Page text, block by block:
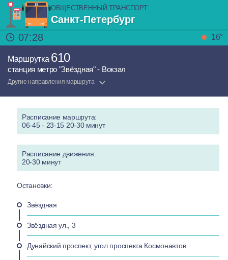
ОБЩЕСТВЕННЫЙ ТРАНСПОРТ
Санкт-Петербург
07:28
16°
Маршрутка 610
станция метро "Звёздная" - Вокзал
Другие направления маршрута
Расписание маршрута:
06-45 - 23-15 20-30 минут
Расписание движения:
20-30 минут
Остановки:
Звёздная
Звёздная ул., 3
Дунайский проспект, угол проспекта Космонавтов